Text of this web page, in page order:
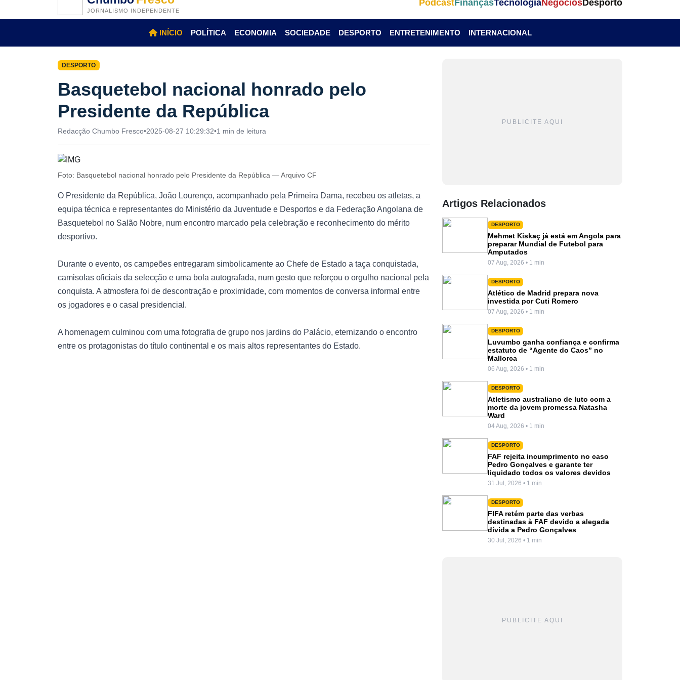
JORNALISMO INDEPENDENTE
PodcastFinançasTecnologiaNegóciosDesporto
INÍCIO POLÍTICA ECONOMIA SOCIEDADE DESPORTO ENTRETENIMENTO INTERNACIONAL
DESPORTO
Basquetebol nacional honrado pelo
Presidente da República
Redacção Chumbo Fresco•2025-08-27 10:29:32•1 min de leitura
Foto: Basquetebol nacional honrado pelo Presidente da República — Arquivo CF
O Presidente da República, João Lourenço, acompanhado pela Primeira Dama, recebeu os atletas, a
equipa técnica e representantes do Ministério da Juventude e Desportos e da Federação Angolana de
Basquetebol no Salão Nobre, num encontro marcado pela celebração e reconhecimento do mérito
desportivo.
Durante o evento, os campeões entregaram simbolicamente ao Chefe de Estado a taça conquistada,
camisolas oficiais da selecção e uma bola autografada, num gesto que reforçou o orgulho nacional pela
conquista. A atmosfera foi de descontração e proximidade, com momentos de conversa informal entre
os jogadores e o casal presidencial.
A homenagem culminou com uma fotografia de grupo nos jardins do Palácio, eternizando o encontro
entre os protagonistas do título continental e os mais altos representantes do Estado.
PUBLICITE AQUI
Artigos Relacionados
DESPORTO
Mehmet Kiskaç já está em Angola para
preparar Mundial de Futebol para
Amputados
07 Aug, 2026 • 1 min
DESPORTO
Atlético de Madrid prepara nova
investida por Cuti Romero
07 Aug, 2026 • 1 min
DESPORTO
Luvumbo ganha confiança e confirma
estatuto de “Agente do Caos” no
Mallorca
06 Aug, 2026 • 1 min
DESPORTO
Atletismo australiano de luto com a
morte da jovem promessa Natasha
Ward
04 Aug, 2026 • 1 min
DESPORTO
FAF rejeita incumprimento no caso
Pedro Gonçalves e garante ter
liquidado todos os valores devidos
31 Jul, 2026 • 1 min
DESPORTO
FIFA retém parte das verbas
destinadas à FAF devido a alegada
dívida a Pedro Gonçalves
30 Jul, 2026 • 1 min
PUBLICITE AQUI